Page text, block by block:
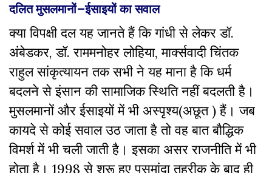
दलितमुसलमानों–ईसाइयोंकासवाल
क्या विपक्षी दल यह जानते हैं कि गांधी से लेकर डॉ.
अंबेडकर,डॉ. राममनोहर लोहिया,मार्क्सवादी चिंतक
राहुल सांकृत्यायन तक सभी ने यह माना है कि धर्म
बदलने से इंसान की सामाजिक स्थिति नहीं बदलती है।
मुसलमानों और ईसाइयों में भी अस्पृश्य(अछूत)हैं। जब
कायदे से कोई सवाल उठ जाता है तो वह बात बौद्धिक
विमर्श में भी चली जाती है। इसका असर राजनीति में भी
होता है। 1998से शुरू हुए पसमांदा तहरीक के बाद ही